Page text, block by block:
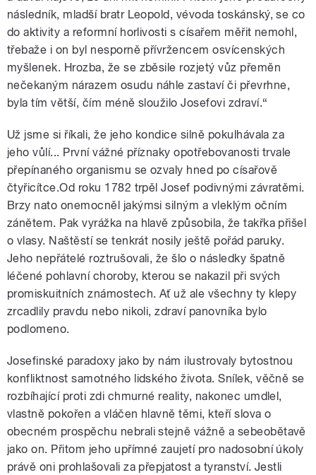
následník, mladší bratr Leopold, vévoda toskánský, se co
do aktivity a reformní horlivosti s císařem měřit nemohl,
třebaže i on byl nesporně přívržencem osvícenských
myšlenek. Hrozba, že se zběsile rozjetý vůz přeměn
nečekaným nárazem osudu náhle zastaví či převrhne,
byla tím větší, čím méně sloužilo Josefovi zdraví.“
Už jsme si říkali, že jeho kondice silně pokulhávala za
jeho vůlí... První vážné příznaky opotřebovanosti trvale
přepínaného organismu se ozvaly hned po císařově
čtyřicítce.Od roku 1782 trpěl Josef podivnými závratěmi.
Brzy nato onemocněl jakýmsi silným a vleklým očním
zánětem. Pak vyrážka na hlavě způsobila, že takřka přišel
o vlasy. Naštěstí se tenkrát nosily ještě pořád paruky.
Jeho nepřátelé roztrušovali, že šlo o následky špatně
léčené pohlavní choroby, kterou se nakazil při svých
promiskuitních známostech. Ať už ale všechny ty klepy
zrcadlily pravdu nebo nikoli, zdraví panovníka bylo
podlomeno.
Josefinské paradoxy jako by nám ilustrovaly bytostnou
konfliktnost samotného lidského života. Snílek, věčně se
rozbíhající proti zdi chmurné reality, nakonec umdlel,
vlastně pokořen a vláčen hlavně těmi, kteří slova o
obecném prospěchu nebrali stejně vážně a sebeobětavě
jako on. Přitom jeho upřímné zaujetí pro nadosobní úkoly
právě oni prohlašovali za přepjatost a tyranství. Jestli